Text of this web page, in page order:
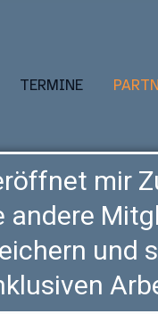
TERMINE
mir
andere
und